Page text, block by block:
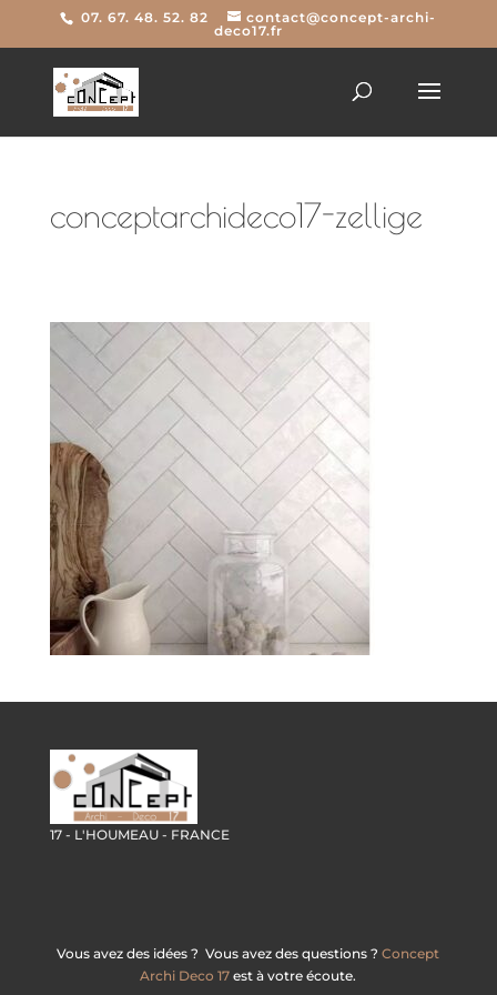
07. 67. 48. 52. 82
contact@concept-archi-
deco17.fr
conceptarchideco17-zellige
17 - L'HOUMEAU - FRANCE
Vous avez des idées ? Vous avez des questions ?Concept
Archi Deco 17 est à votre écoute.